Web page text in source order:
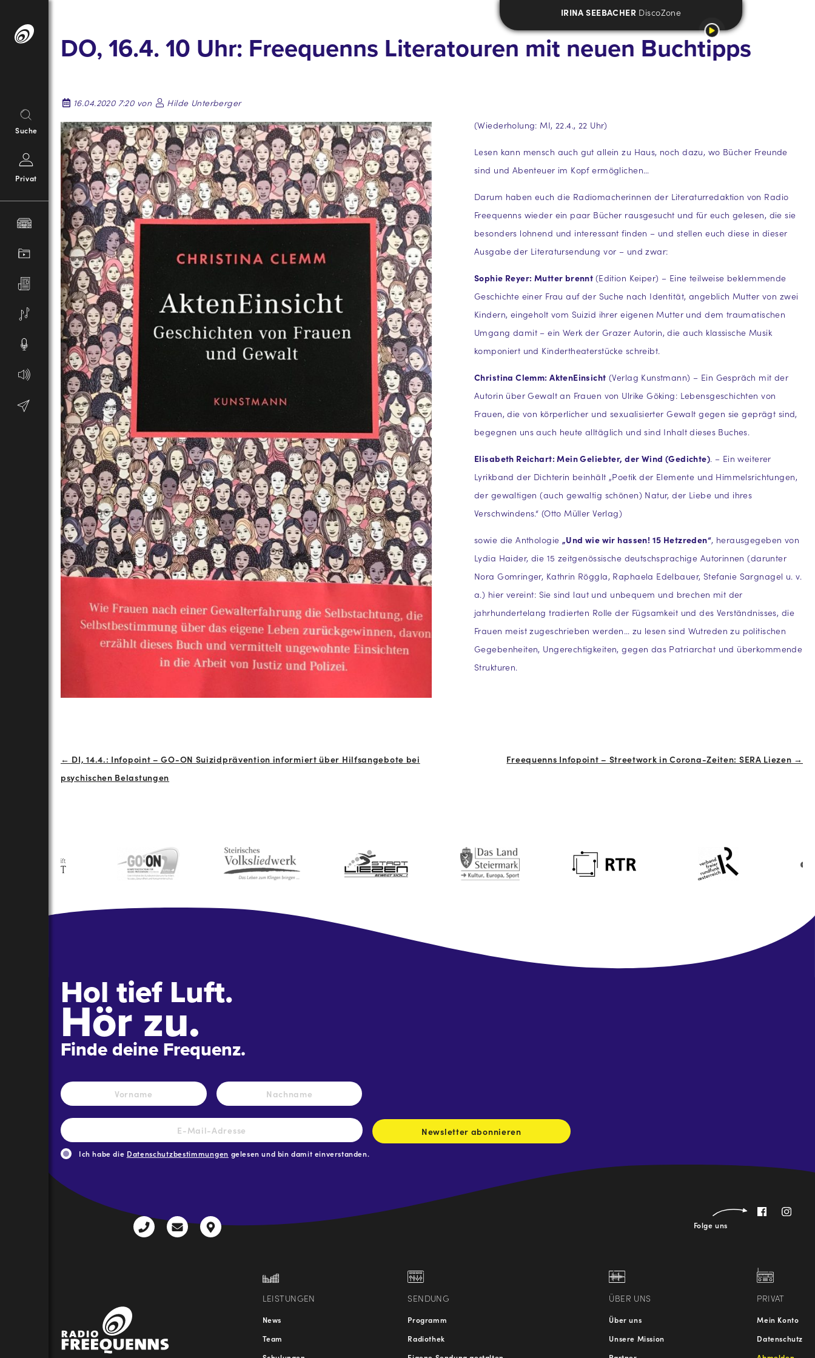
Inhalt
Suche
Privat
IRINA SEEBACHER DiscoZone
DO, 16.4. 10 Uhr: Freequenns Literatouren mit neuen Buchtipps
16.04.2020 7:20 von
Hilde Unterberger
(Wiederholung: MI, 22.4., 22 Uhr)
Lesen kann mensch auch gut allein zu Haus, noch dazu, wo Bücher Freunde
sind und Abenteuer im Kopf ermöglichen…
Darum haben euch die Radiomacherinnen der Literaturredaktion von Radio
Freequenns wieder ein paar Bücher rausgesucht und für euch gelesen, die sie
besonders lohnend und interessant finden – und stellen euch diese in dieser
Ausgabe der Literatursendung vor – und zwar:
Sophie Reyer: Mutter brennt (Edition Keiper) – Eine teilweise beklemmende
Geschichte einer Frau auf der Suche nach Identität, angeblich Mutter von zwei
Kindern, eingeholt vom Suizid ihrer eigenen Mutter und dem traumatischen
Umgang damit – ein Werk der Grazer Autorin, die auch klassische Musik
komponiert und Kindertheaterstücke schreibt.
Christina Clemm: AktenEinsicht (Verlag Kunstmann) – Ein Gespräch mit der
Autorin über Gewalt an Frauen von Ulrike Göking: Lebensgeschichten von
Frauen, die von körperlicher und sexualisierter Gewalt gegen sie geprägt sind,
begegnen uns auch heute alltäglich und sind Inhalt dieses Buches.
Elisabeth Reichart: Mein Geliebter, der Wind (Gedichte). – Ein weiterer
Lyrikband der Dichterin beinhält „Poetik der Elemente und Himmelsrichtungen,
der gewaltigen (auch gewaltig schönen) Natur, der Liebe und ihres
Verschwindens.“ (Otto Müller Verlag)
sowie die Anthologie „Und wie wir hassen! 15 Hetzreden“, herausgegeben von
Lydia Haider, die 15 zeitgenössische deutschsprachige Autorinnen (darunter
Nora Gomringer, Kathrin Röggla, Raphaela Edelbauer, Stefanie Sargnagel u. v.
a.) hier vereint: Sie sind laut und unbequem und brechen mit der
jahrhundertelang tradierten Rolle der Fügsamkeit und des Verständnisses, die
Frauen meist zugeschrieben werden… zu lesen sind Wutreden zu politischen
Gegebenheiten, Ungerechtigkeiten, gegen das Patriarchat und überkommende
Strukturen.
Navigation
← DI, 14.4.: Infopoint – GO-ON Suizidprävention informiert über Hilfsangebote bei
psychischen Belastungen
Freequenns Infopoint – Streetwork in Corona-Zeiten: SERA Liezen →
Hol tief Luft.
Hör zu.
Finde deine Frequenz.
Name *
Vorname Nachname
E-
Mail-
Adresse *
Newsletter abonnieren
Ich habe die Datenschutzbestimmungen gelesen und bin damit einverstanden.
Folge uns
+43
radio@freequenns.at
Kulturhausstraße
LEISTUNGEN
News
Team
SENDUNG
Programm
Radiothek
ÜBER UNS
Über uns
Unsere Mission
PRIVAT
Mein Konto
Datenschutz